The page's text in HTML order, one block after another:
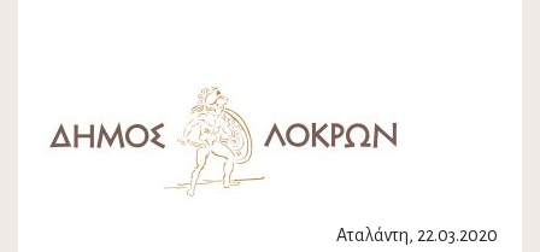
Αταλάντη, 22.03.2020